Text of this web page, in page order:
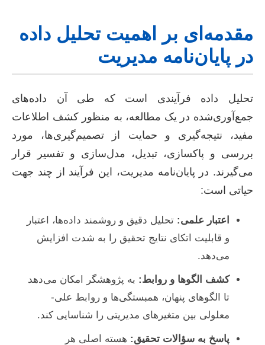
مقدمه‌ای بر اهمیت تحلیل داده
در پایان‌نامه مدیریت
تحلیل داده فرآیندی است که طی آن داده‌های
جمع‌آوری‌شده در یک مطالعه، به منظور کشف اطلاعات
مفید، نتیجه‌گیری و حمایت از تصمیم‌گیری‌ها، مورد
بررسی و پاکسازی، تبدیل، مدل‌سازی و تفسیر قرار
می‌گیرند. در پایان‌نامه مدیریت، این فرآیند از چند جهت
حیاتی است:
اعتبار علمی: تحلیل دقیق و روشمند داده‌ها، اعتبار
و قابلیت اتکای نتایج تحقیق را به شدت افزایش
می‌دهد.
کشف الگوها و روابط: به پژوهشگر امکان می‌دهد
تا الگوهای پنهان، همبستگی‌ها و روابط علی-
معلولی بین متغیرهای مدیریتی را شناسایی کند.
پاسخ به سؤالات تحقیق: هسته اصلی هر